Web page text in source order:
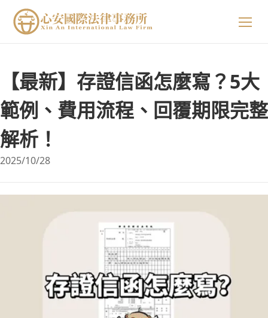
關於我們
吳郁婷 主持律師
專業領域
生活小常識
立即諮詢
【最新】存證信函怎麼寫？5大
範例、費用流程、回覆期限完整
解析！
2025/10/28